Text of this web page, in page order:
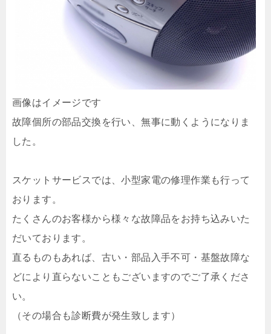
画像はイメージです
故障個所の部品交換を行い、無事に動くようになりま
した。
スケットサービスでは、小型家電の修理作業も行って
おります。
たくさんのお客様から様々な故障品をお持ち込みいた
だいております。
直るものもあれば、古い・部品入手不可・基盤故障な
どにより直らないこともございますのでご了承くださ
い。
（その場合も診断費が発生致します）